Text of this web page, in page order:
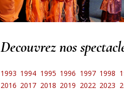
Decouvrez nos
1993 1994 1995 1996 1997 1998
2016 2017 2018 2019 2022 2023